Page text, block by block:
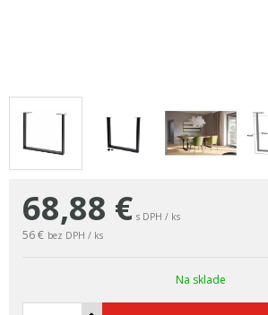
68,88 € s DPH / ks
56 € bez DPH / ks
Na sklade